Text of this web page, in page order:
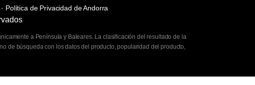
· Política de Privacidad de Andorra
a Península y Baleares. La clasificación del resultado de la
de búsqueda con los datos del producto, popularidad del producto,